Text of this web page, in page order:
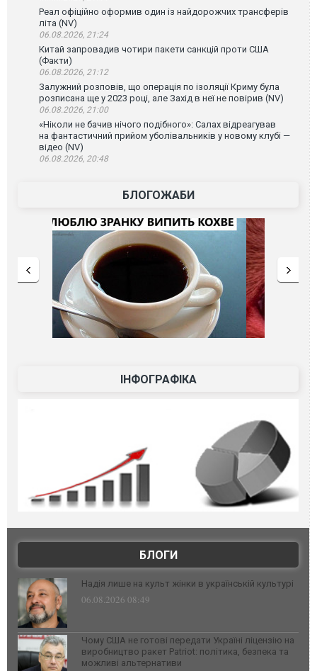
Реал офіційно оформив один із найдорожчих трансферів
літа (NV)
06.08.2026, 21:24
Китай запровадив чотири пакети санкцій проти США
(Факти)
06.08.2026, 21:12
Залужний розповів, що операція по ізоляції Криму була
розписана ще у 2023 році, але Захід в неї не повірив (NV)
06.08.2026, 21:00
«Ніколи не бачив нічого подібного»: Салах відреагував
на фантастичний прийом уболівальників у новому клубі —
відео (NV)
06.08.2026, 20:48
БЛОГОЖАБИ
ІНФОГРАФІКА
БЛОГИ
Надія лише на культ жінки в українській культурі
06.08.2026 08:49
Чому США не готові передати Україні ліцензію на
виробництво ракет Patriot: політика, безпека та
можливі альтернативи